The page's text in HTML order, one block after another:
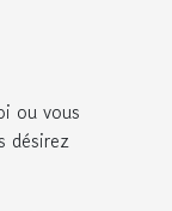
ou vous
désirez